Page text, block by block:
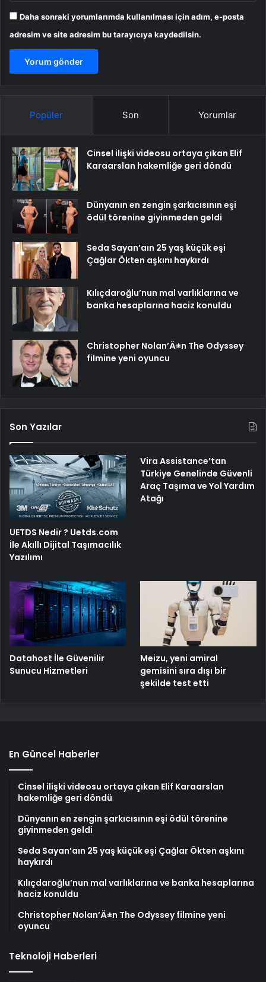
Daha sonraki yorumlarımda kullanılması için adım, e-posta
adresim ve site adresim bu tarayıcıya kaydedilsin.
Popüler Son Yorumlar
Cinsel ilişki videosu ortaya çıkan Elif
Karaarslan hakemliğe geri döndü
Dünyanın en zengin şarkıcısının eşi
ödül törenine giyinmeden geldi
Seda Sayan’aın 25 yaş küçük eşi
Çağlar Ökten aşkını haykırdı
Kılıçdaroğlu’nun mal varlıklarına ve
banka hesaplarına haciz konuldu
Christopher Nolan’Ä±n The Odyssey
filmine yeni oyuncu
Son Yazılar
UETDS Nedir ? Uetds.com
İle Akıllı Dijital Taşımacılık
Yazılımı
Vira Assistance’tan
Türkiye Genelinde Güvenli
Araç Taşıma ve Yol Yardım
Atağı
Datahost İle Güvenilir
Sunucu Hizmetleri
Meizu, yeni amiral
gemisini sıra dışı bir
şekilde test etti
En Güncel Haberler
Cinsel ilişki videosu ortaya çıkan Elif Karaarslan
hakemliğe geri döndü
Dünyanın en zengin şarkıcısının eşi ödül törenine
giyinmeden geldi
Seda Sayan’aın 25 yaş küçük eşi Çağlar Ökten aşkını
haykırdı
Kılıçdaroğlu’nun mal varlıklarına ve banka hesaplarına
haciz konuldu
Christopher Nolan’Ä±n The Odyssey filmine yeni
oyuncu
Teknoloji Haberleri